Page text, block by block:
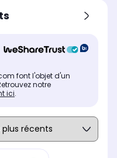
font l'objet d'un
notre
ici.